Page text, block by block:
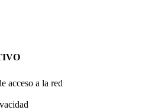
acceso a la red